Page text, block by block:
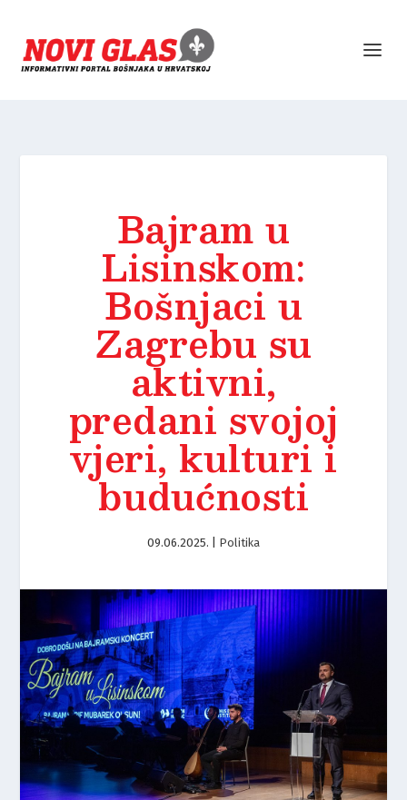
Bajram u
Lisinskom:
Bošnjaci u
Zagrebu su
aktivni,
predani svojoj
vjeri, kulturi i
budućnosti
09.06.2025. Politika